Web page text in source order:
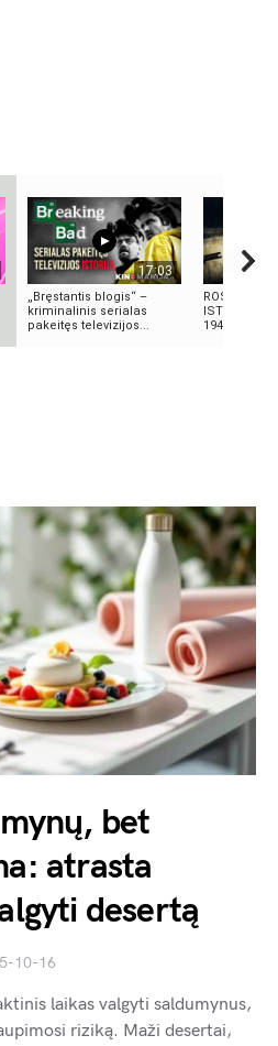
17:03
„Bręstantis blogis“ –
kriminalinis serialas
pakeitęs televizijos...
ROSVELO
ISTORIJA:
1947-
bet
atrasta
desertą
10-16
laikas valgyti saldumynus,
riziką. Maži desertai,